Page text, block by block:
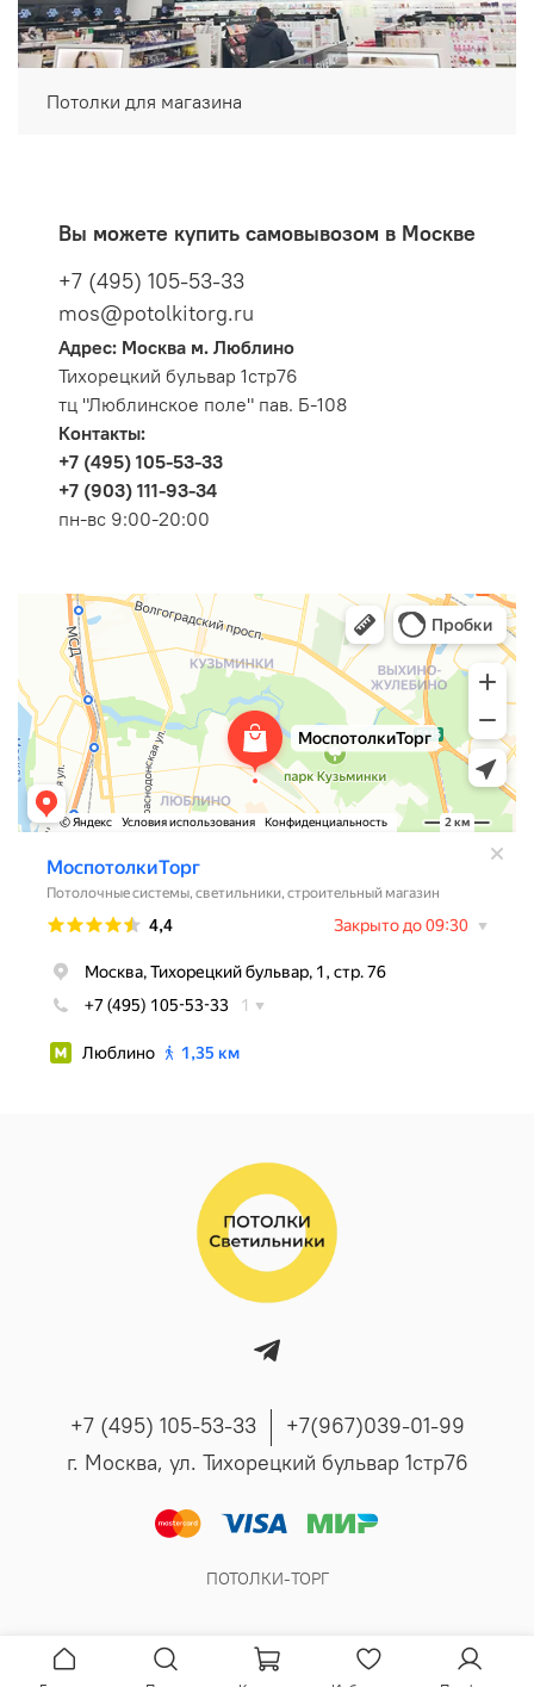
Потолки для магазина
Вы можете купить самовывозом в Москве
+7 (495) 105-53-33
mos@potolkitorg.ru
Адрес: Москва м. Люблино
Тихорецкий бульвар 1стр76
тц "Люблинское поле" пав. Б-108
Контакты:
+7 (495) 105-53-33
+7 (903) 111-93-34
пн-вс 9:00-20:00
+7 (495) 105-53-33
+7(967)039-01-99
г. Москва, ул. Тихорецкий бульвар 1стр76
ПОТОЛКИ-ТОРГ